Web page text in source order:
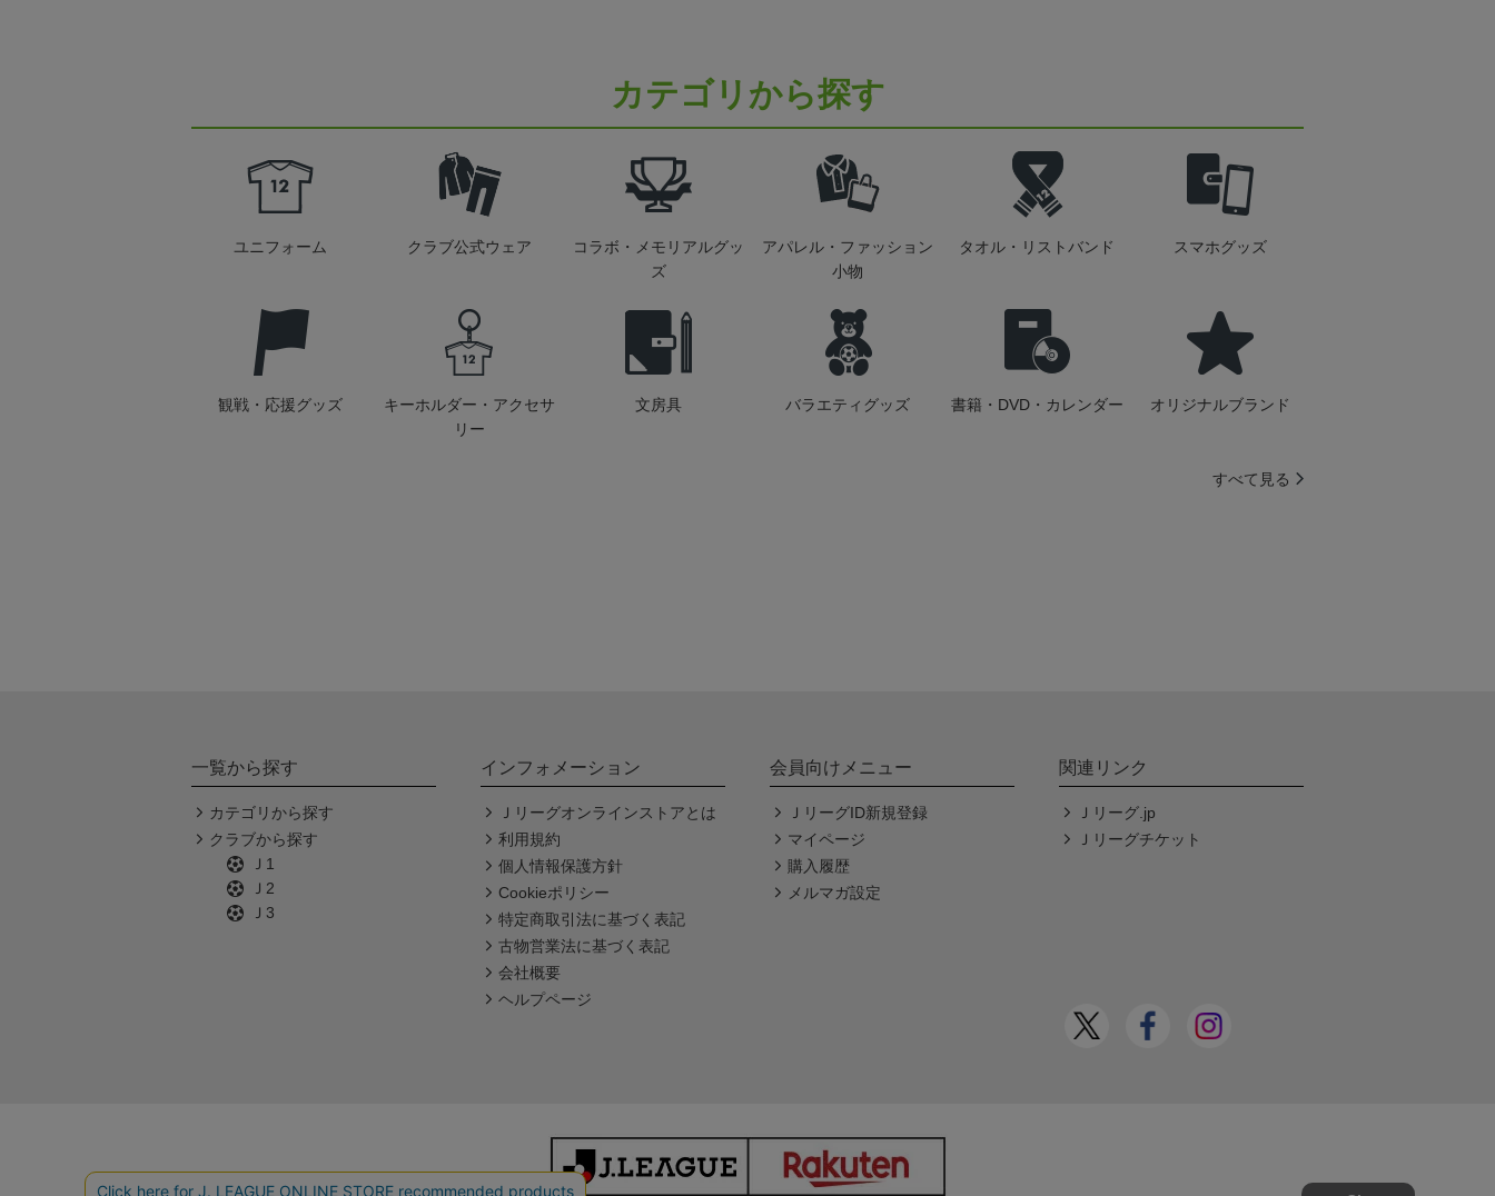
カテゴリから探す
ユニフォーム クラブ公式ウェア
コラボ・メモリアルグッ
ズ
アパレル・ファッション
小物
タオル・リストバンド スマホグッズ
観戦・応援グッズ
キーホルダー・アクセサ
リー
文房具 バラエティグッズ 書籍・DVD・カレンダー オリジナルブランド
すべて見る
一覧から探す
カテゴリから探す
クラブから探す
Ｊ1
Ｊ2
Ｊ3
インフォメーション
Ｊリーグオンラインストアとは
利用規約
個人情報保護方針
Cookieポリシー
特定商取引法に基づく表記
古物営業法に基づく表記
会社概要
ヘルプページ
会員向けメニュー
ＪリーグID新規登録
マイページ
購入履歴
メルマガ設定
関連リンク
Ｊリーグ.jp
Ｊリーグチケット